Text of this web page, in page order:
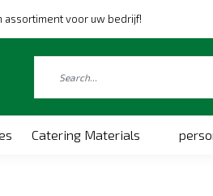
assortiment voor uw bedrijf!
Catering Materials